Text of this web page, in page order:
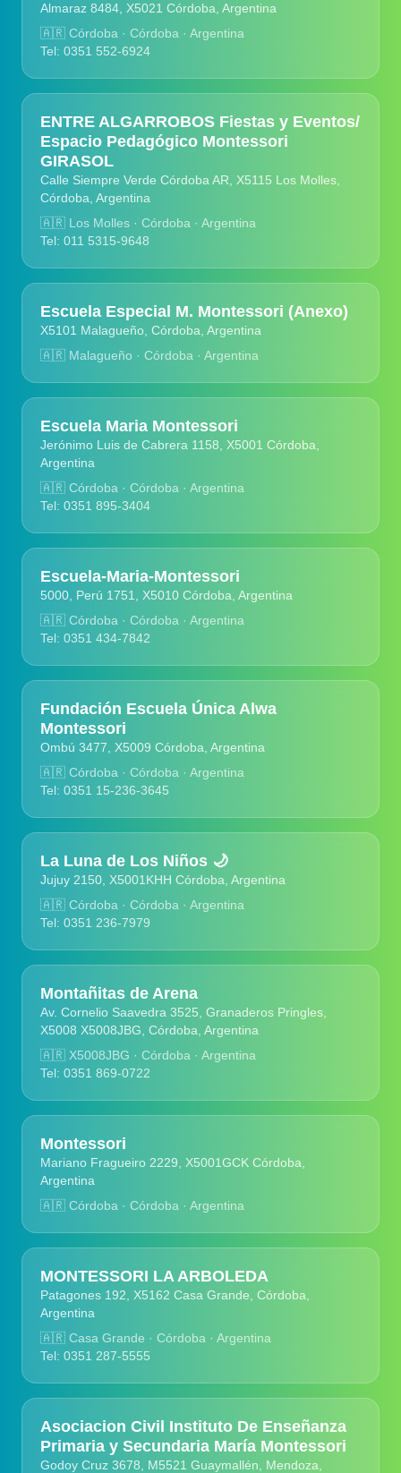
Almaraz 8484, X5021 Córdoba, Argentina
🇦🇷 Córdoba · Córdoba · Argentina
Tel: 0351 552-6924
ENTRE ALGARROBOS Fiestas y Eventos/
Espacio Pedagógico Montessori
GIRASOL
Calle Siempre Verde Córdoba AR, X5115 Los Molles,
Córdoba, Argentina
🇦🇷 Los Molles · Córdoba · Argentina
Tel: 011 5315-9648
Escuela Especial M. Montessori (Anexo)
X5101 Malagueño, Córdoba, Argentina
🇦🇷 Malagueño · Córdoba · Argentina
Escuela Maria Montessori
Jerónimo Luis de Cabrera 1158, X5001 Córdoba,
Argentina
🇦🇷 Córdoba · Córdoba · Argentina
Tel: 0351 895-3404
Escuela-Maria-Montessori
5000, Perú 1751, X5010 Córdoba, Argentina
🇦🇷 Córdoba · Córdoba · Argentina
Tel: 0351 434-7842
Fundación Escuela Única Alwa
Montessori
Ombú 3477, X5009 Córdoba, Argentina
🇦🇷 Córdoba · Córdoba · Argentina
Tel: 0351 15-236-3645
La Luna de Los Niños 🌙
Jujuy 2150, X5001KHH Córdoba, Argentina
🇦🇷 Córdoba · Córdoba · Argentina
Tel: 0351 236-7979
Montañitas de Arena
Av. Cornelio Saavedra 3525, Granaderos Pringles,
X5008 X5008JBG, Córdoba, Argentina
🇦🇷 X5008JBG · Córdoba · Argentina
Tel: 0351 869-0722
Montessori
Mariano Fragueiro 2229, X5001GCK Córdoba,
Argentina
🇦🇷 Córdoba · Córdoba · Argentina
MONTESSORI LA ARBOLEDA
Patagones 192, X5162 Casa Grande, Córdoba,
Argentina
🇦🇷 Casa Grande · Córdoba · Argentina
Tel: 0351 287-5555
Asociacion Civil Instituto De Enseñanza
Primaria y Secundaria María Montessori
Godoy Cruz 3678, M5521 Guaymallén, Mendoza,